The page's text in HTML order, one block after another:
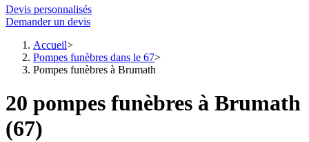
Devis personnalisés
Demander un devis
Accueil
Pompes funèbres dans le 67
Pompes funèbres à Brumath
20 pompes funèbres à Brumath
(67)